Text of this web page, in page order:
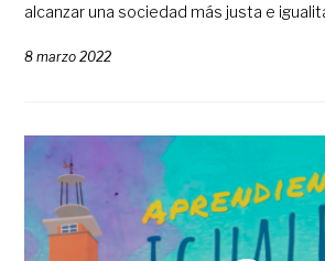
alcanzar una sociedad más justa e
8 marzo 2022